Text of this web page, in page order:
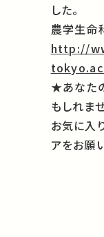
した。
農学生命
http://
★あなた
もしれま
お気に入
アをお願